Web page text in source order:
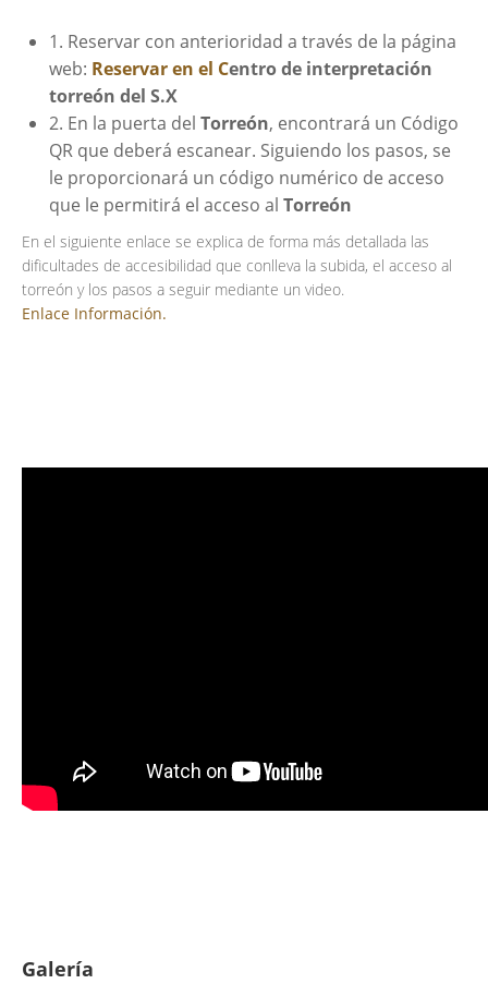
1. Reservar con anterioridad a través de la página
web: Reservar en el Centro de interpretación
torreón del S.X
2. En la puerta del Torreón, encontrará un Código
QR que deberá escanear. Siguiendo los pasos, se
le proporcionará un código numérico de acceso
que le permitirá el acceso al Torreón
En el siguiente enlace se explica de forma más detallada las
dificultades de accesibilidad que conlleva la subida, el acceso al
torreón y los pasos a seguir mediante un video.
Enlace Información.
Galería